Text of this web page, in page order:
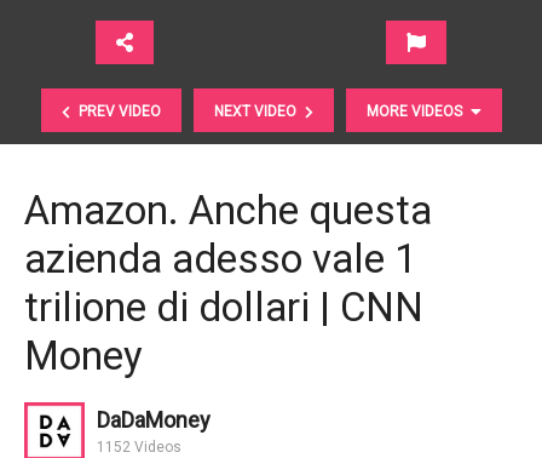
PREV VIDEO NEXT VIDEO MORE VIDEOS
Mercati americani. Come trovarvi valore a questi
livelli? | Morningstar UK
Amazon. Anche questa
azienda adesso vale 1
trilione di dollari | CNN
Money
DaDaMoney
1152 Videos